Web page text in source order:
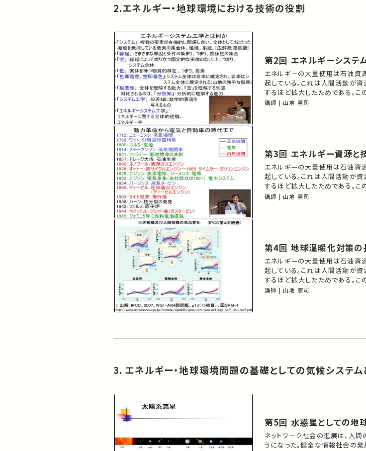
2.エネルギー・地球環境における技術の役割
第2回 エネルギーシス
エネルギーの大量使用は石油資
起している。これは人間活動が
するほど拡大したためである。
技術の役割を考える。
講師 | 山地 憲司
第3回 エネルギー資源
エネルギーの大量使用は石油資
起している。これは人間活動が
するほど拡大したためである。
技術の役割を考える。
講師 | 山地 憲司
第4回 地球温暖化対
エネルギーの大量使用は石油資
起している。これは人間活動が
するほど拡大したためである。
技術の役割を考える。
講師 | 山地 憲司
3. エネルギー・地球環境問題の基礎としての気候システム
第5回 水惑星としての地
ネットワーク社会の進展は、人
うになった。健全な情報社会の